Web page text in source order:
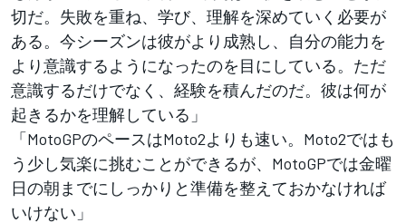
切だ。失敗を重ね、学び、理解を深めていく必要が
ある。今シーズンは彼がより成熟し、自分の能力を
より意識するようになったのを目にしている。ただ
意識するだけでなく、経験を積んだのだ。彼は何が
起きるかを理解している」
「MotoGPのペースはMoto2よりも速い。Moto2ではも
う少し気楽に挑むことができるが、MotoGPでは金曜
日の朝までにしっかりと準備を整えておかなければ
いけない」